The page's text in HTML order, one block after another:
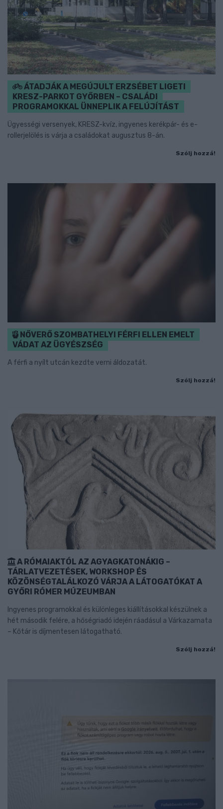
ÁTADJÁK A MEGÚJULT ERZSÉBET LIGETI
KRESZ-PARKOT GYŐRBEN – CSALÁDI
PROGRAMOKKAL ÜNNEPLIK A FELÚJÍTÁST
Ügyességi versenyek, KRESZ-kvíz, ingyenes kerékpár- és e-
rollerjelölés is várja a családokat augusztus 8-án.
Szólj hozzá!
NŐVERŐ SZOMBATHELYI FÉRFI ELLEN EMELT
VÁDAT AZ ÜGYÉSZSÉG
A férfi a nyílt utcán kezdte verni áldozatát.
Szólj hozzá!
A RÓMAIAKTÓL AZ AGYAGKATONÁKIG –
TÁRLATVEZETÉSEK, WORKSHOP ÉS
KÖZÖNSÉGTALÁLKOZÓ VÁRJA A LÁTOGATÓKAT A
GYŐRI RÓMER MÚZEUMBAN
Ingyenes programokkal és különleges kiállításokkal készülnek a
hét második felére, a hőségriadó idején ráadásul a Várkazamata
– Kőtár is díjmentesen látogatható.
Szólj hozzá!